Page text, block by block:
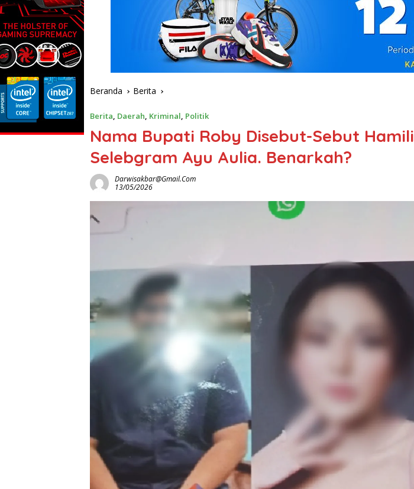
Beranda Berita
Berita, Daerah, Kriminal, Politik
Nama Bupati Roby Disebut-Sebut Hamili
Selebgram Ayu Aulia. Benarkah?
Darwisakbar@gmail.com
13/05/2026